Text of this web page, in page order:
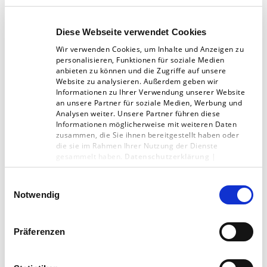
Diese Webseite verwendet Cookies
Wir verwenden Cookies, um Inhalte und Anzeigen zu
personalisieren, Funktionen für soziale Medien
anbieten zu können und die Zugriffe auf unsere
Website zu analysieren. Außerdem geben wir
Informationen zu Ihrer Verwendung unserer Website
an unsere Partner für soziale Medien, Werbung und
Analysen weiter. Unsere Partner führen diese
Informationen möglicherweise mit weiteren Daten
zusammen, die Sie ihnen bereitgestellt haben oder
die sie im Rahmen Ihrer Nutzung der Dienste
gesammelt haben. Datenschutzerklärung
Impressum
Notwendig
Präferenzen
Themenfonds wie Mikrofinanzfonds oder
Erneuerbare-Energien-Fonds.
Die Einhaltung von Nachhaltig­
keitskriterien zieht keine
geringere Renditen nach sich
Nachhaltige Geldanlagen wurden lange
»Nachhaltigkeit kostet Rendite« abgetan.
Inzwischen belegen zahlreiche Studien, dass
die Einhaltung von Nachhaltigkeitskriterien
keineswegs geringere Renditen nach sich zieht.